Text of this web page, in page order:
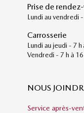
Prise de
Lundi au vendredi
Carrosserie
Lundi au jeudi - 7 h
Vendredi - 7 h à 16
NOUS
Service après-